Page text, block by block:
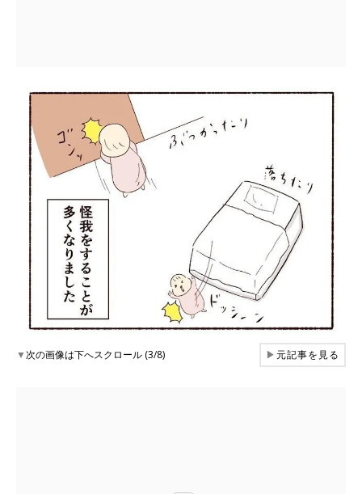
▼次の画像は下へスクロール (3/8) ▶元記事を見る